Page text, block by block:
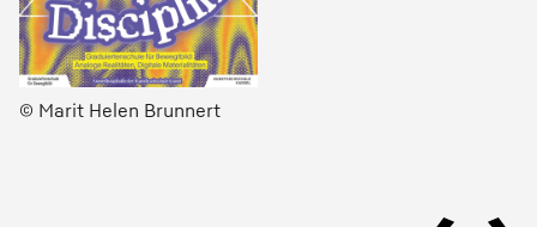
© Marit Helen Brunnert